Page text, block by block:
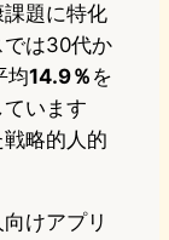
題に特化
では30代か
均14.9％ を
います
略的人的
けアプリ